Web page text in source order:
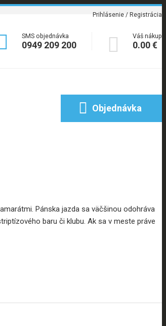
Prihlásenie / Registrácia
SMS objednávka
0949 209 200  Váš nákup
0.00 €
 Objednávka
Pánska jazda sa väčšinou odohráva
baru či klubu. Ak sa v meste práve